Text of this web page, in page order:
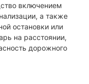
включением
а также
остановки или
на расстоянии,
дорожного